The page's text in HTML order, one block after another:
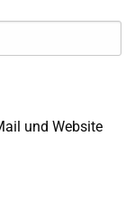
und Website